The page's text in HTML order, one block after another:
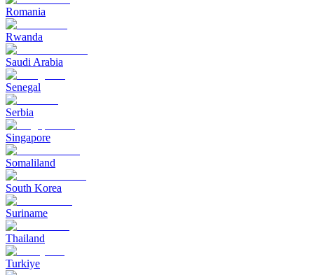
Romania
Rwanda
Saudi Arabia
Senegal
Serbia
Singapore
Somaliland
South Korea
Suriname
Thailand
Turkiye